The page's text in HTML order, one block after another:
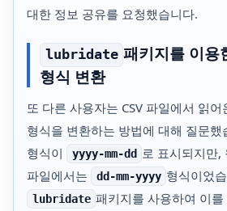
대한 정보 공유를 요청했습니다.
lubridate 패키지를 이용
형식 변환
또 다른 사용자는 CSV 파일에서 읽어
형식을 변환하는 방법에 대해 질문
형식이
yyyy-mm-dd
로 표시되지만,
파일에서는
dd-mm-yyyy 형식이었
lubridate 패키지를 사용하여 이를